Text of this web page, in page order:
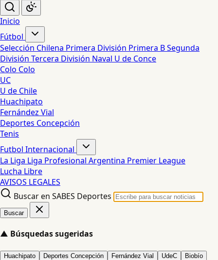
Inicio
Fútbol
Selección Chilena Primera División Primera BSegunda
División Tercera División Naval U de Conce
Colo Colo
UC
U de Chile
Huachipato
Fernández Vial
Deportes Concepción
Tenis
Futbol Internacional
La Liga Liga Profesional Argentina Premier League
Lucha Libre
AVISOS LEGALES
Buscar en SABES Deportes
Buscar
▲ Búsquedas sugeridas
Huachipato Deportes Concepción Fernández Vial UdeC Biobío